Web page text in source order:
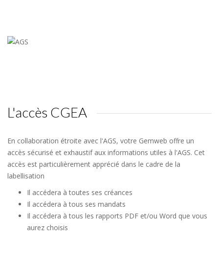
L'accès CGEA
En collaboration étroite avec l'AGS, votre Gemweb offre un
accès sécurisé et exhaustif aux informations utiles à l'AGS. Cet
accès est particulièrement apprécié dans le cadre de la
labellisation
Il accédera à toutes ses créances
Il accédera à tous ses mandats
Il accédera à tous les rapports PDF et/ou Word que vous
aurez choisis